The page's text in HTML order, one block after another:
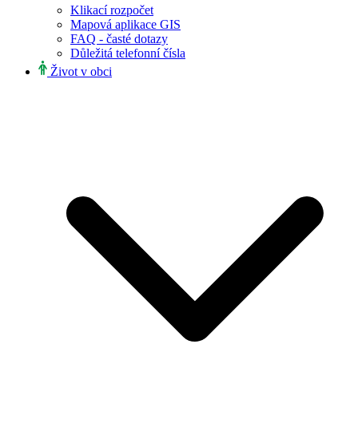
Klikací rozpočet
Mapová aplikace GIS
FAQ - časté dotazy
Důležitá telefonní čísla
Život v obci